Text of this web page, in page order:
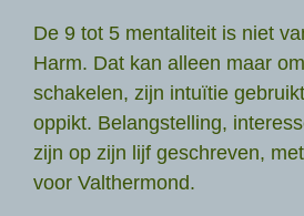
De 9 tot 5 mentaliteit is niet
Harm. Dat kan alleen maar
schakelen, zijn intuïtie
oppikt. Belangstelling,
zijn op zijn lijf geschreven,
voor Valthermond.